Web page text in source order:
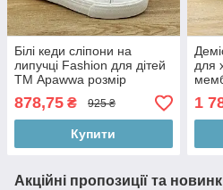
Білі кеди сліпони на
липучці Fashion для дітей
ТМ Apawwa розмір
878,75 ₴ 925 ₴
Купити
для
1
Акційні пропозиції та